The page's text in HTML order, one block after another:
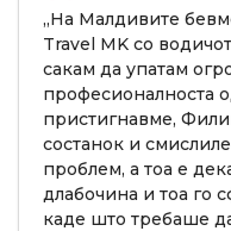
„На Малдивите
Travel MK со
сакам да упатам
професионалноста
пристигнавме,
состанок и
проблем, а тоа е
длабочина и тоа го
каде што требаше